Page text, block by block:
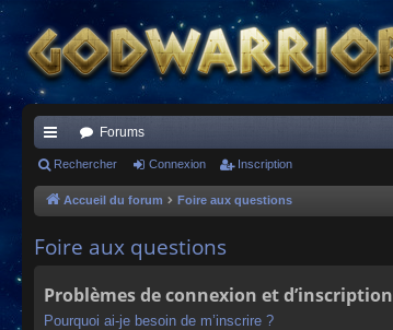
ac
co
s
Forums
Rechercher Connexion Inscription
Accueil du forum Foire aux questions
Foire aux questions
Problèmes de connexion et d’inscription
Pourquoi ai-je besoin de m’inscrire ?